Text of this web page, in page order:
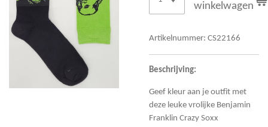
winkelwagen
Artikelnummer: CS22166
Beschrijving:
Geef kleur aan je outfit met
deze leuke vrolijke Benjamin
Franklin Crazy Soxx